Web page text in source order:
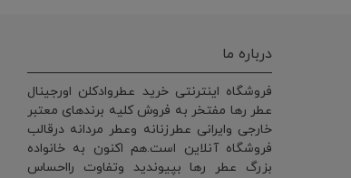
درباره ما
فروشگاه اینترنتی خرید عطروادکلن اورجینال
عطر رها مفتخر به فروش کلیه برندهای معتبر
خارجی وایرانی عطرزنانه وعطر مردانه درقالب
فروشگاه آنلاین است.هم اکنون به خانواده
بزرگ عطر رها بپیوندید وتفاوت رااحساس